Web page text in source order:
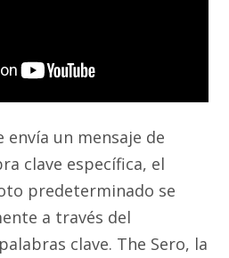
envía un mensaje de
clave específica, el
predeterminado se
a través del
clave. The Sero, la